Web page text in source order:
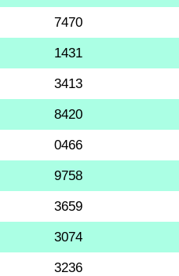
7470
1431
3413
8420
0466
9758
3659
3074
3236